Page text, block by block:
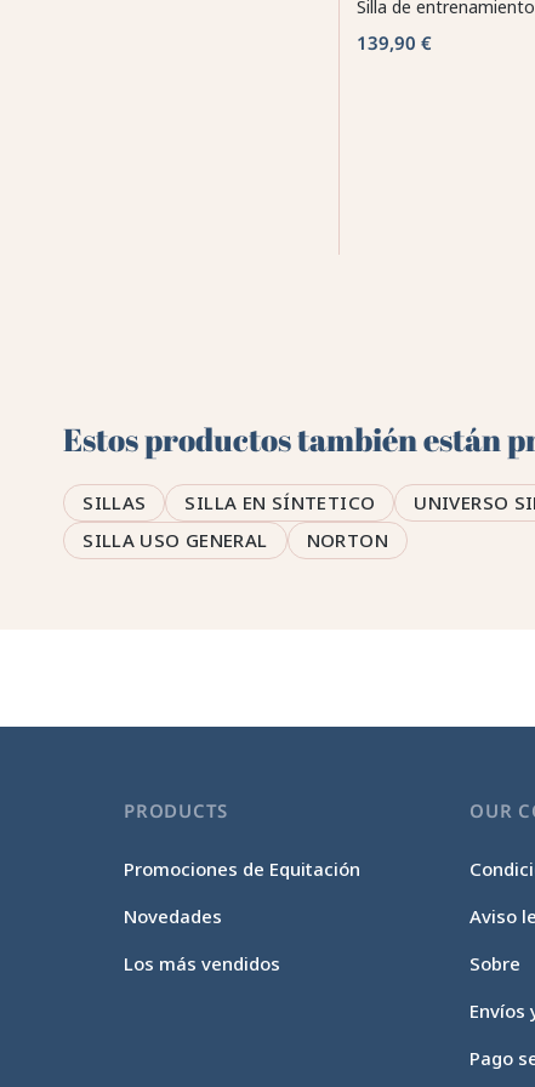
Silla de
139,90 €
Estos productos también están
SILLAS SILLA EN SÍNTETICO UNIVERSO
SILLA USO GENERAL
NORTON
PRODUCTS
Promociones de Equitación
Novedades
Los más vendidos
OUR
Aviso
Sobre
Envíos
Pago